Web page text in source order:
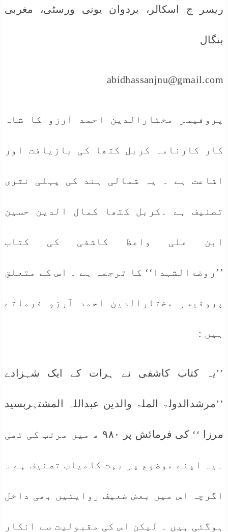
ریسر چ اسکالر، بردوان یونی ورسٹی، مغربی
بنگال
abidhassanjnu@gmail.com
پروفیسر مختارالدین احمد آرزو کا شاہ
کار کارنامہ کربل کتھا کی بازیافت اور
اشاعت ہے ۔ یہ شمالی ہند کی پہلی نثری
تصنیف ہے ۔کربل کتھا کمال الدین حسین
ابن علی واعظ کاشفی کی کتاب
’’روضۃالشہدا‘‘ کا ترجمہ ہے ۔ اس کے متعلق
پروفیسر مختارالدین احمد آرزو فرماتے
ہیں :
’’یہ کتاب کاشفی نے ہرات کے ایک شہزادے
’’مرشدالدولۃ الملۃ والدین عبداللہ المشتہربسید
مرزا ‘‘ کی فرمائش پر ۹۸۰ ھ میں مرتب کی تھی
۔یہ اپنے موضوع پر بہت کامیاب تصنیف ہے ۔
اگرچہ اس میں بعض ضعیف روایتیں بھی داخل
ہوگئی ہیں ۔ لیکن اس کی مقبولیت سے انکار